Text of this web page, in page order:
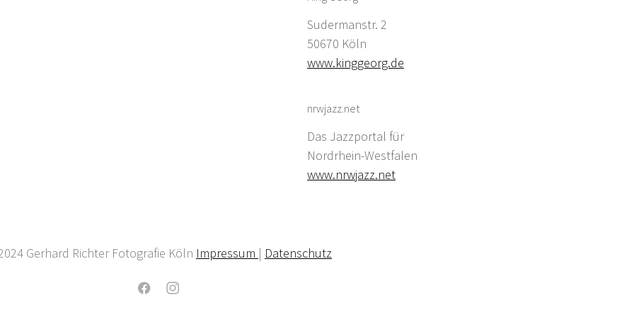
Sudermanstr. 2
50670 Köln
www.kinggeorg.de
nrwjazz.net
Das Jazzportal für
Nordrhein-Westfalen
www.nrwjazz.net
Gerhard Richter Fotografie Köln Impressum | Datenschutz
FacebookInstagram